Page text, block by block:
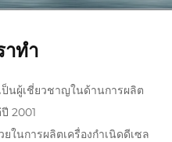
าทำ
นผู้เชี่ยวชาญในด้านการผลิต
2001
ในการผลิตเครื่องกําเนิดดีเซล